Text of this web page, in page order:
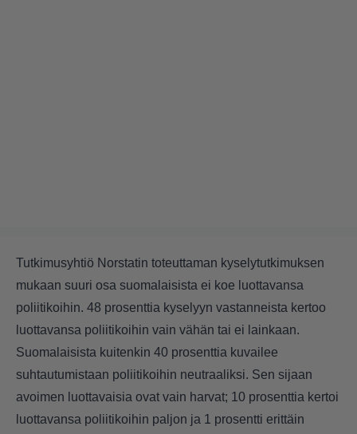
Tutkimusyhtiö Norstatin toteuttaman kyselytutkimuksen
mukaan suuri osa suomalaisista ei koe luottavansa
poliitikoihin. 48 prosenttia kyselyyn vastanneista kertoo
luottavansa poliitikoihin vain vähän tai ei lainkaan.
Suomalaisista kuitenkin 40 prosenttia kuvailee
suhtautumistaan poliitikoihin neutraaliksi. Sen sijaan
avoimen luottavaisia ovat vain harvat; 10 prosenttia kertoi
luottavansa poliitikoihin paljon ja 1 prosentti erittäin